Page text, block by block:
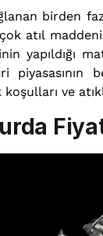
birden
atıl
yapıldığı
koşulları ve